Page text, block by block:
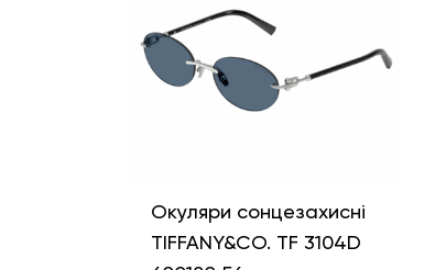
Окуляри сонцезахисні
TIFFANY&CO. TF 3104D